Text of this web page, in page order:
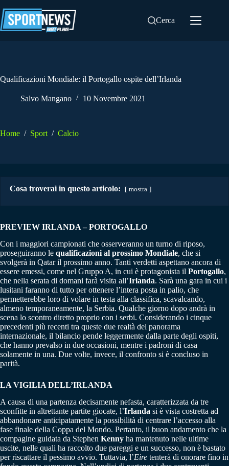
al
contenuto
Cerca
Qualificazioni Mondiale: il Portogallo ospite dell’Irlanda
Salvo Mangano 10 Novembre 2021
Home / Sport / Calcio
Cosa troverai in questo articolo: mostra
PREVIEW IRLANDA – PORTOGALLO
Con i maggiori campionati che osserveranno un turno di riposo,
proseguiranno le qualificazioni al prossimo Mondiale, che si
svolgerà in Qatar il prossimo anno. Tanti verdetti aspettano ancora di
essere emessi, come nel Gruppo A, in cui è protagonista il Portogallo,
che nella serata di domani farà visita all’Irlanda. Sarà una gara in cui i
lusitani faranno di tutto per ottenere l’intera posta in palio, che
permetterebbe loro di volare in testa alla classifica, scavalcando,
almeno temporaneamente, la Serbia. Qualche giorno dopo andrà in
scena lo scontro diretto proprio con i serbi. Considerando i cinque
precedenti più recenti tra queste due realtà del panorama
internazionale, il bilancio pende leggermente dalla parte degli ospiti,
che hanno prevalso in due occasioni, mentre i padroni di casa
solamente in una. Due volte, invece, il confronto si è concluso in
parità.
LA VIGILIA DELL’IRLANDA
A causa di una partenza decisamente nefasta, caratterizzata da tre
sconfitte in altrettante partite giocate, l’Irlanda si è vista costretta ad
abbandonare anticipatamente la possibilità di centrare l’accesso alla
fase finale della Coppa del Mondo. Pertanto, il buon andamento che la
compagine guidata da Stephen Kenny ha mantenuto nelle ultime
uscite, nelle quali ha raccolto due pareggi e un successo, non è bastato
per riscattare il pessimo avvio. Tuttavia, l’Eire tenterà di onorare fino in